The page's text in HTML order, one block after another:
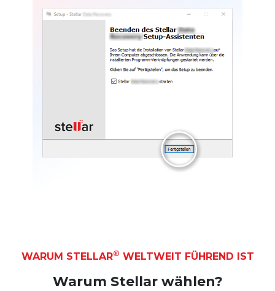
WARUM STELLAR® WELTWEIT FÜHREND IST
Warum Stellar wählen?